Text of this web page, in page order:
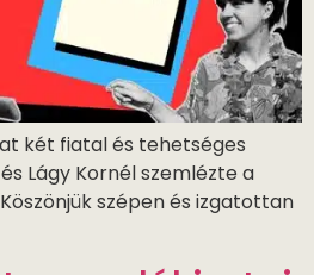
két fiatal és tehetséges
Lágy Kornél szemlézte a
szépen és izgatottan